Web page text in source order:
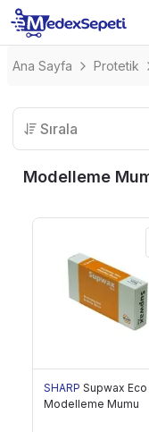
Ana Sayfa Protetik
Sırala
Modelleme
SHARP Supwax Eco
Modelleme Mumu